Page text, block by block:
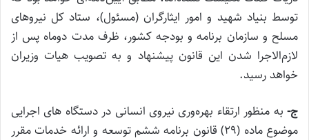
توسط بنیاد شهید و امور ایثارگران (مسئول)، ستاد کل نیرو‌های
مسلح و سازمان برنامه و بودجه کشور، ظرف مدت دوماه پس از
لازم‌الاجرا شدن این قانون پیشنهاد و به تصویب هیات وزیران
خواهد رسید.
ج‌- به منظور ارتقاء بهره‌وری نیروی انسانی در دستگاه ‌های اجرایی
موضوع ماده (۲۹) قانون برنامه ششم توسعه و ارائه خدمات مقرر